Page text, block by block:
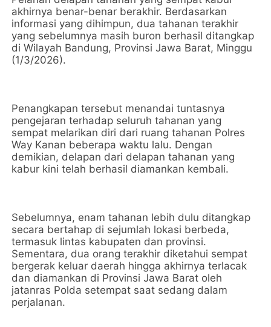
akhirnya benar-benar berakhir. Berdasarkan
informasi yang dihimpun, dua tahanan terakhir
yang sebelumnya masih buron berhasil ditangkap
di Wilayah Bandung, Provinsi Jawa Barat, Minggu
(1/3/2026).
Penangkapan tersebut menandai tuntasnya
pengejaran terhadap seluruh tahanan yang
sempat melarikan diri dari ruang tahanan Polres
Way Kanan beberapa waktu lalu. Dengan
demikian, delapan dari delapan tahanan yang
kabur kini telah berhasil diamankan kembali.
Sebelumnya, enam tahanan lebih dulu ditangkap
secara bertahap di sejumlah lokasi berbeda,
termasuk lintas kabupaten dan provinsi.
Sementara, dua orang terakhir diketahui sempat
bergerak keluar daerah hingga akhirnya terlacak
dan diamankan di Provinsi Jawa Barat oleh
jatanras Polda setempat saat sedang dalam
perjalanan.